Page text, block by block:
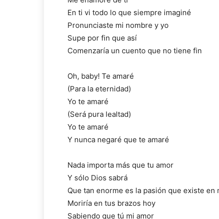
En ti vi todo lo que siempre imaginé
Pronunciaste mi nombre y yo
Supe por fin que así
Comenzaría un cuento que no tiene fin
Oh, baby! Te amaré
(Para la eternidad)
Yo te amaré
(Será pura lealtad)
Yo te amaré
Y nunca negaré que te amaré
Nada importa más que tu amor
Y sólo Dios sabrá
Que tan enorme es la pasión que existe en
Moriría en tus brazos hoy
Sabiendo que tú mi amor